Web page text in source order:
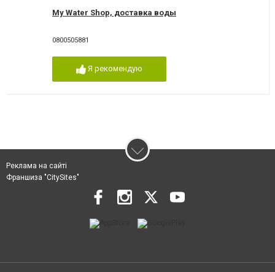
My Water Shop, доставка воды
0800505881
Я рекомендую
Реклама на сайті
Франшиза "CitySites"